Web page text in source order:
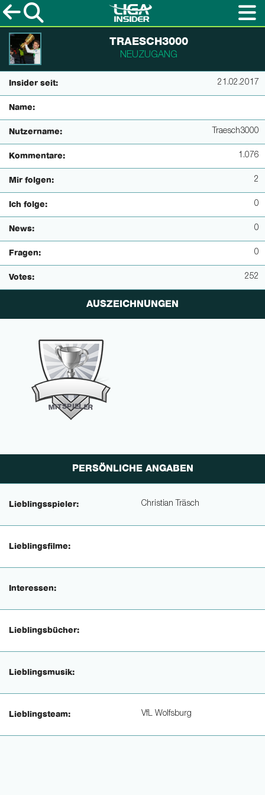
TRAESCH3000
NEUZUGANG
Insider seit: 21.02.2017
Name:
Nutzername: Traesch3000
Kommentare: 1.076
Mir folgen: 2
Ich folge: 0
News: 0
Fragen: 0
Votes: 252
AUSZEICHNUNGEN
MITSPIELER
PERSÖNLICHE ANGABEN
Lieblingsspieler: Christian Träsch
Lieblingsfilme:
Interessen:
Lieblingsbücher:
Lieblingsmusik:
Lieblingsteam: VfL Wolfsburg